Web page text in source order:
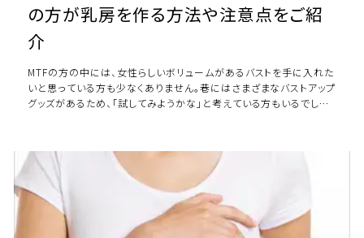
の方が乳房を作る方法や注意点をご紹
介
MTFの方の中には、女性らしいボリュームがあるバストを手に入れた
いと思っている方も少なくありません。巷にはさまざまなバストアップ
グッズがあるため、「試してみようかな」と考えている方もいるでしょ